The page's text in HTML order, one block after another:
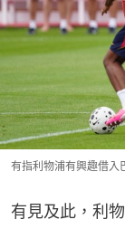
有指利物浦有興趣借入
有見及此，利